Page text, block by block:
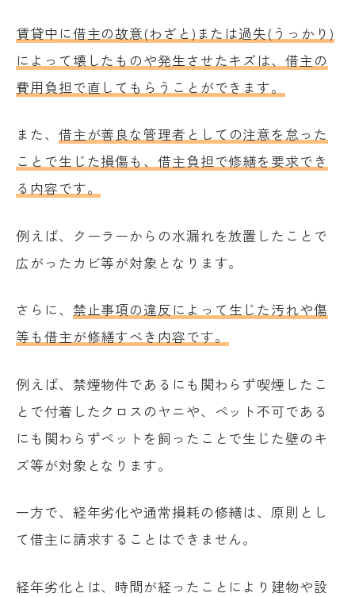
賃貸中に借主の故意(わざと)または過失(うっかり)
によって壊したものや発生させたキズは、借主の
費用負担で直してもらうことができます。
また、 借主が善良な管理者としての注意を怠った
ことで生じた損傷も、借主負担で修繕を要求でき
る内容です。
例えば、クーラーからの水漏れを放置したことで
広がったカビ等が対象となります。
さらに、 禁止事項の違反によって生じた汚れや傷
等も借主が修繕すべき内容です。
例えば、禁煙物件であるにも関わらず喫煙したこ
とで付着したクロスのヤニや、ペット不可である
にも関わらずペットを飼ったことで生じた壁のキ
ズ等が対象となります。
一方で、経年劣化や通常損耗の修繕は、原則とし
て借主に請求することはできません。
経年劣化とは、時間が経ったことにより建物や設